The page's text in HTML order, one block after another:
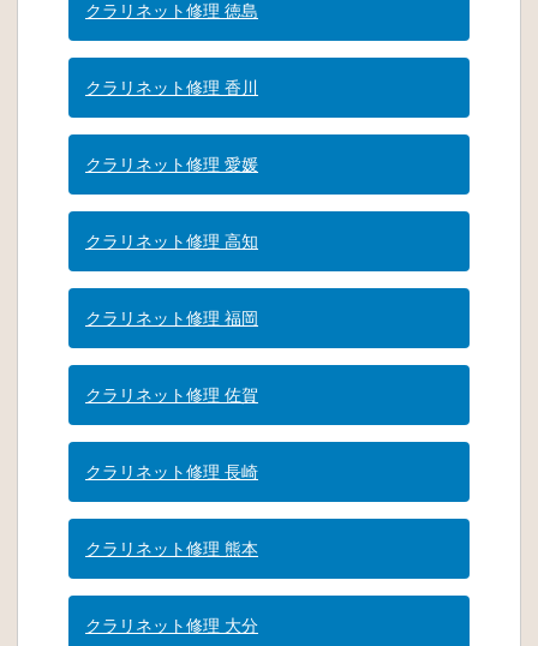
クラリネット修理 徳島
クラリネット修理 香川
クラリネット修理 愛媛
クラリネット修理 高知
クラリネット修理 福岡
クラリネット修理 佐賀
クラリネット修理 長崎
クラリネット修理 熊本
クラリネット修理 大分